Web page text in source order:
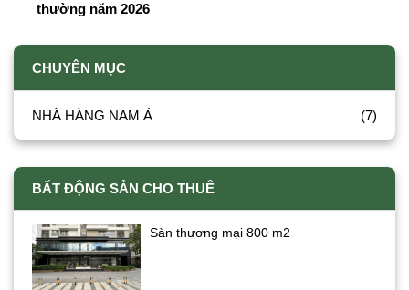
thường năm 2026
CHUYÊN MỤC
NHÀ HÀNG NAM Á (7)
BẤT ĐỘNG SẢN CHO THUÊ
Sàn thương mại 800 m2